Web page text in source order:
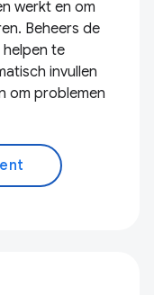
werkt en om
Beheers de
te
invullen
om problemen